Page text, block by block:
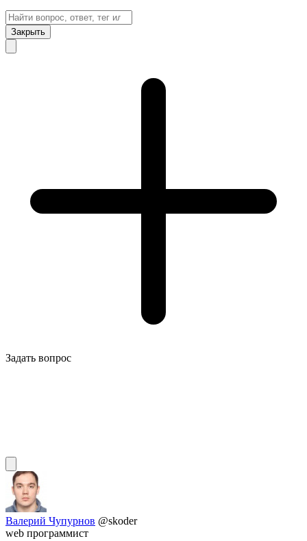
Закрыть
Задать вопрос
Валерий Чупурнов @skoder
web программист